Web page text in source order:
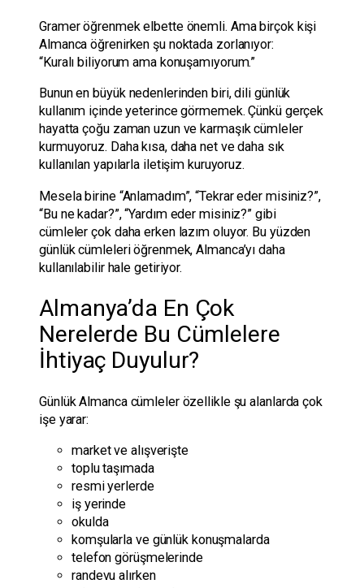
Gramer öğrenmek elbette önemli. Ama birçok kişi
Almanca öğrenirken şu noktada zorlanıyor:
“Kuralı biliyorum ama konuşamıyorum.”
Bunun en büyük nedenlerinden biri, dili günlük
kullanım içinde yeterince görmemek. Çünkü gerçek
hayatta çoğu zaman uzun ve karmaşık cümleler
kurmuyoruz. Daha kısa, daha net ve daha sık
kullanılan yapılarla iletişim kuruyoruz.
Mesela birine “Anlamadım”, “Tekrar eder misiniz?”,
“Bu ne kadar?”, “Yardım eder misiniz?” gibi
cümleler çok daha erken lazım oluyor. Bu yüzden
günlük cümleleri öğrenmek, Almanca’yı daha
kullanılabilir hale getiriyor.
Almanya’da En Çok
Nerelerde Bu Cümlelere
İhtiyaç Duyulur?
Günlük Almanca cümleler özellikle şu alanlarda çok
işe yarar:
market ve alışverişte
toplu taşımada
resmi yerlerde
iş yerinde
okulda
komşularla ve günlük konuşmalarda
telefon görüşmelerinde
randevu alırken